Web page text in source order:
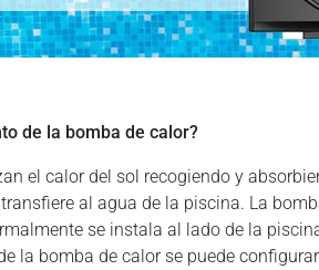
de la bomba de calor?
el calor del sol recogiendo y
al agua de la piscina. La
se instala al lado de la
la bomba de calor se puede